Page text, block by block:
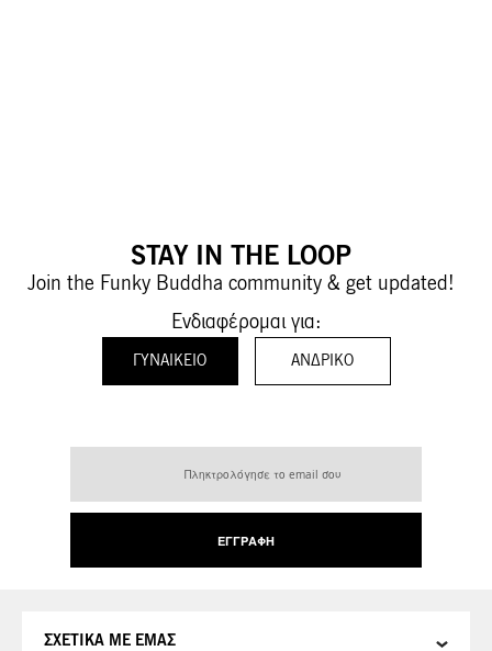
STAY IN THE LOOP
Join the Funky Buddha community & get updated!
Ενδιαφέρομαι για:
ΓΥΝΑΙΚΕΊΟ ΑΝΔΡΙΚΌ
Ενημερωτικό
ΕΓΓΡΑΦΉ
ΣΧΕΤΙΚΑ ΜΕ ΕΜΑΣ